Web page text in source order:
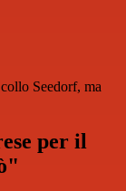
Seedorf, ma
per il